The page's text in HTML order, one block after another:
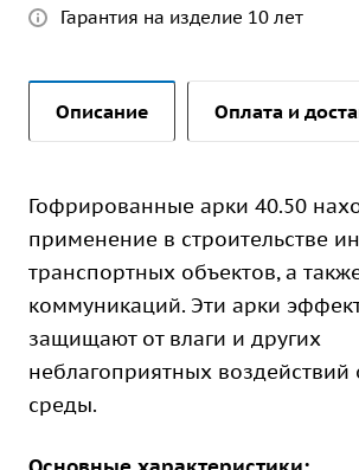
Гарантия на изделие 10 лет
Описание Оплата и
Гофрированные арки 40.50
применение в строительстве
транспортных объектов, а
коммуникаций. Эти арки
защищают от влаги и других
неблагоприятных
среды.